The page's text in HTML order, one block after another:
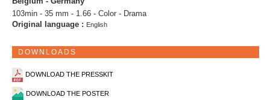
103min - 35 mm - 1.66 - Color - Drama
Original language : English
DOWNLOADS
DOWNLOAD THE PRESSKIT
DOWNLOAD THE POSTER